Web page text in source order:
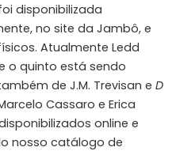
disponibilizada
no site da Jambô, e
Atualmente Ledd
o quinto está sendo
de J.M. Trevisan e D
Cassaro e Erica
online e
nosso catálogo de